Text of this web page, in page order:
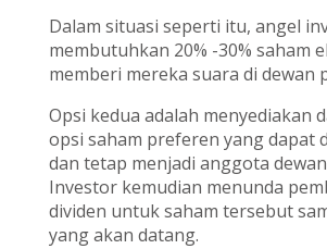
Dalam situasi seperti itu, angel
membutuhkan 20% -30% saham
memberi mereka suara di dewan
Opsi kedua adalah menyediakan
opsi saham preferen yang dapat
dan tetap menjadi anggota
Investor kemudian menunda
dividen untuk saham tersebut
yang akan datang.